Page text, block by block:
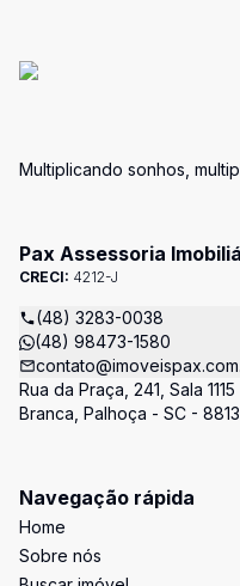
Multiplicando sonhos,
Pax Assessoria
CRECI: 4212-J
(48) 3283-0038
(48) 98473-1580
Rua da Praça, 241, Sala
Branca, Palhoça - SC -
Navegação rápida
Home
Sobre nós